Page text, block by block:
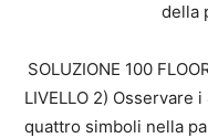
della
SOLUZIONE 100
LIVELLO 2) Osservare
quattro simboli nella